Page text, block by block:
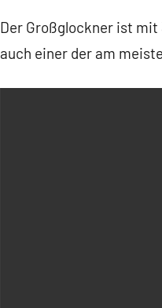
Der Großglockner ist
auch einer der am